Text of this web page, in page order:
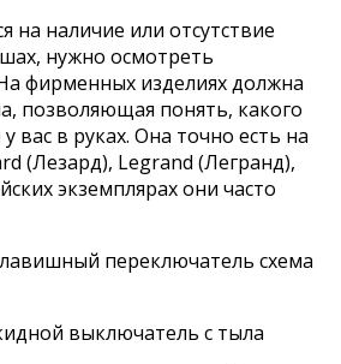
на наличие или отсутствие
нужно осмотреть
фирменных изделиях должна
позволяющая понять, какого
вас в руках. Она точно есть на
(Лезард), Legrand (Легранд),
экземплярах они часто
выключатель с тыла